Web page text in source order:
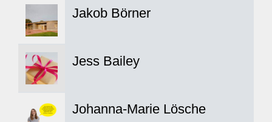
Jakob Börner
Jess Bailey
Johanna-Marie Lösche